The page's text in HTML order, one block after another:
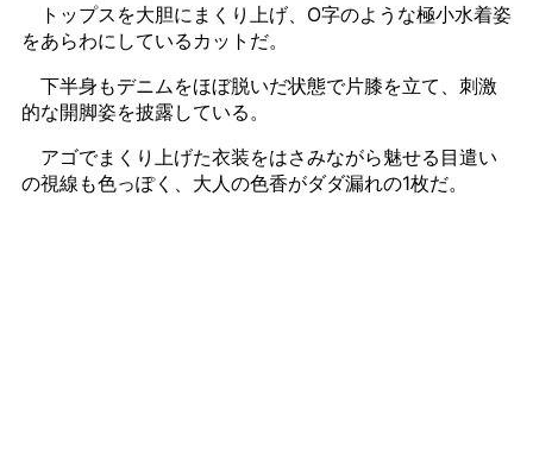
トップスを大胆にまくり上げ、O字のような極小水着姿
をあらわにしているカットだ。
下半身もデニムをほぼ脱いだ状態で片膝を立て、刺激
的な開脚姿を披露している。
アゴでまくり上げた衣装をはさみながら魅せる目遣い
の視線も色っぽく、大人の色香がダダ漏れの1枚だ。